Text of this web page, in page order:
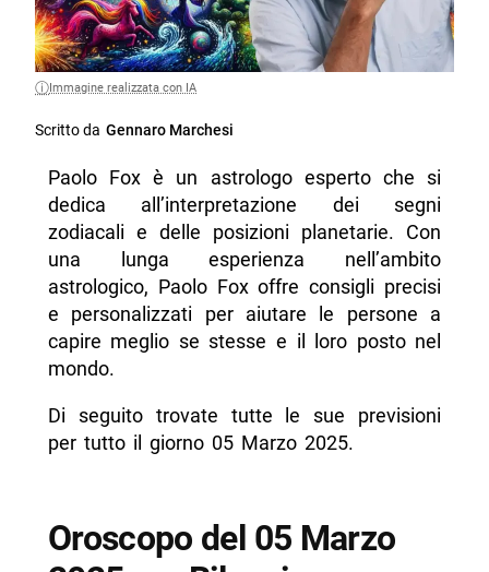
Immagine realizzata con IA
Scritto da Gennaro Marchesi
Paolo Fox è un astrologo esperto che si
dedica all’interpretazione dei segni
zodiacali e delle posizioni planetarie. Con
una lunga esperienza nell’ambito
astrologico, Paolo Fox offre consigli precisi
e personalizzati per aiutare le persone a
capire meglio se stesse e il loro posto nel
mondo.
Di seguito trovate tutte le sue previsioni
per tutto il giorno 05 Marzo 2025.
Oroscopo del 05 Marzo